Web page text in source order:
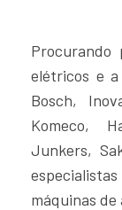
Procurando
elétricos e a
Bosch,
Komeco,
Junkers,
máquinas de